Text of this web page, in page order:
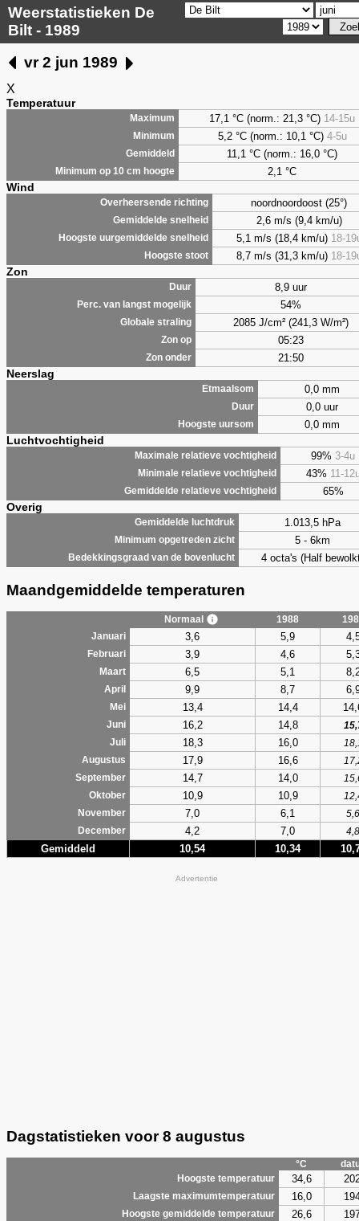
Weerstatistieken De
Bilt - 1989
vr 2 jun 1989
X
Temperatuur
Maximum 17,1 °C (norm.: 21,3 °C) 14-15u
Minimum 5,2°C (norm.: 10,1 °C) 4-5u
Gemiddeld 11,1 °C (norm.: 16,0 °C)
Minimum op 10 cm hoogte 2,1 °C
Wind
Overheersende richting noordnoordoost (25°)
Gemiddelde snelheid 2,6 m/s (9,4 km/u)
Hoogste uurgemiddelde snelheid 5,1 m/s (18,4 km/u) 18-
Hoogste stoot 8,7 m/s (31,3 km/u) 18-
Zon
Duur 8,9 uur
Perc. van langst mogelijk 54%
Globale straling 2085 J/cm² (241,3 W/m²)
Zon op 05:23
Zon onder 21:50
Neerslag
Etmaalsom 0,0 mm
Duur 0,0 uur
Hoogste uursom 0,0 mm
Luchtvochtigheid
Maximale relatieve vochtigheid 99% 3-4u
Minimale relatieve vochtigheid 43% 11-
Gemiddelde relatieve vochtigheid 65%
Overig
Gemiddelde luchtdruk 1.013,5 hPa
Minimum opgetreden zicht 5 - 6km
Bedekkingsgraad van de bovenlucht 4 octa's (Half
Maandgemiddelde temperaturen
Normaal 1988
Januari
3,6 5,9
Februari 3,9 4,6
Maart 6,5 5,1
April 9,9 8,7
Mei 13,4 14,4
Juni 16,2 14,8
Juli
18,3 16,0
Augustus
17,9 16,6
September
14,7 14,0
Oktober
10,9 10,9
November
7,0 6,1
5,6
December
4,2 7,0 4,8
Gemiddeld 10,54 10,34
Advertentie
Dagstatistieken voor 8 augustus
°C
Hoogste temperatuur
34,6
Laagste maximumtemperatuur 16,0
Hoogste gemiddelde temperatuur 26,6